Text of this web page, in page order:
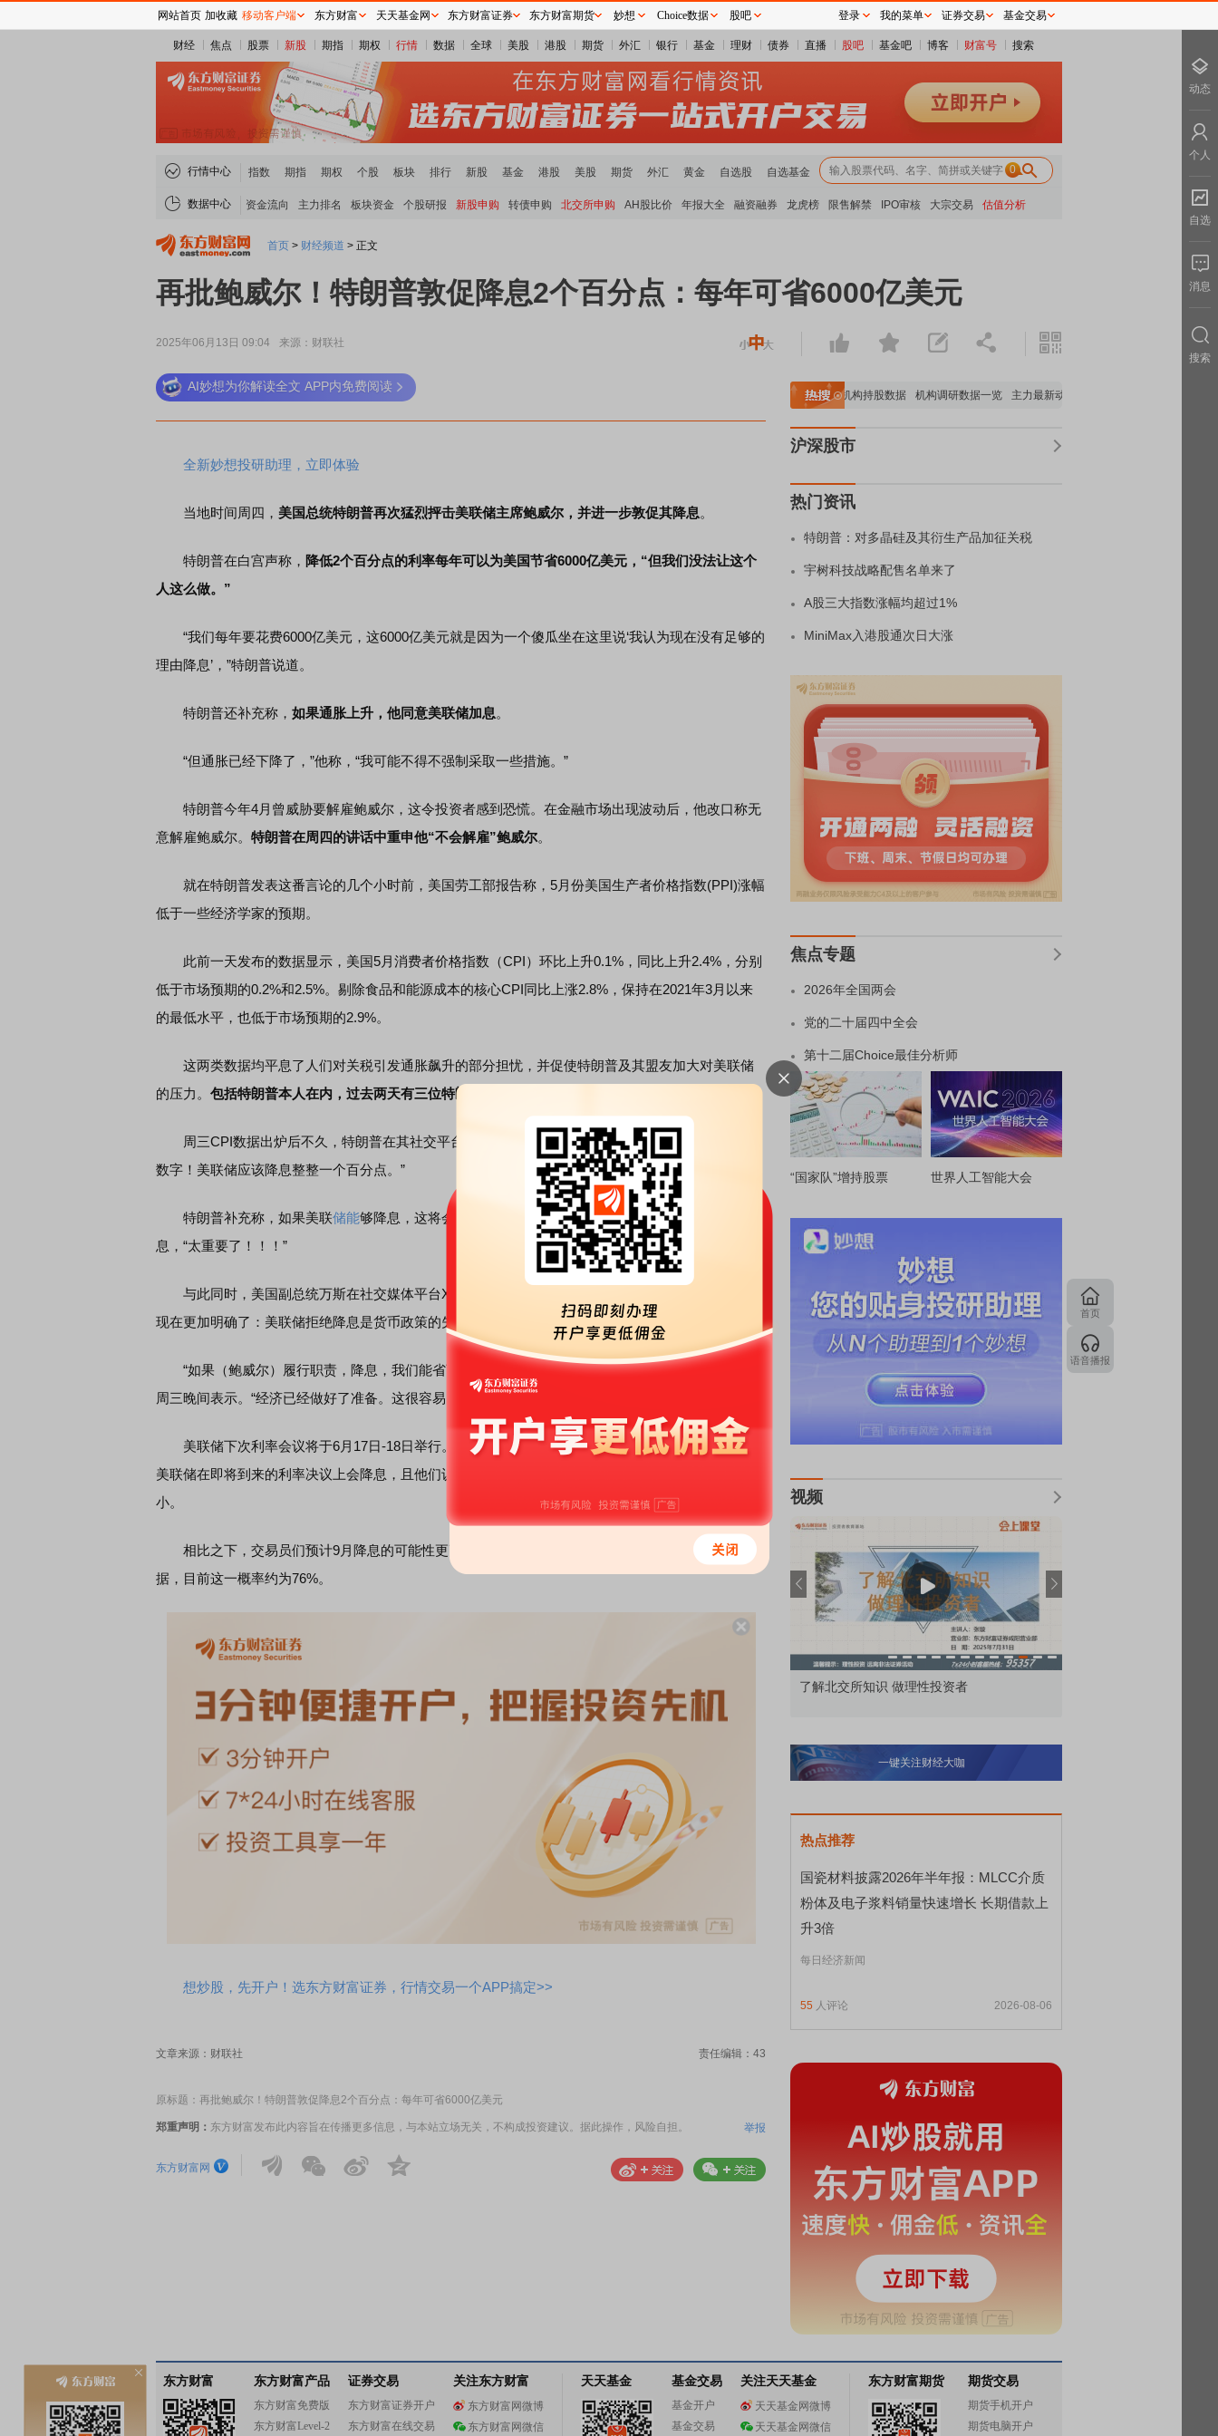
财经 焦点 股票 新股 期指 期权 行情 数据 全球 美股 港股 期货 外汇 银行 基金 理财 债券 直播 股吧 基金吧 博客 财富号 搜索
行情中心 指数 期指 期权 个股 板块 排行 新股 基金 港股 美股 期货 外汇 黄金 自选股 自选基金 0
数据中心 资金流向 主力排名 板块资金 个股研报 新股申购 转债申购 北交所申购 AH股比价 年报大全 融资融券 龙虎榜 限售解禁 IPO审核 大宗交易 估值分析
首页 > 财经频道 > 正文
再批鲍威尔！特朗普敦促降息2个百分点：每年可省6000亿美元
2025年06月13日 09:04 来源：财联社
AI妙想为你解读全文 APP内免费阅读
全新妙想投研助理，立即体验
当地时间周四， 美国总统特朗普再次猛烈抨击美联储主席鲍威尔，并进一步敦促其降息。
特朗普在白宫声称， 降低2个百分点的利率每年可以为美国节省6000亿美元，“但我们没法让这个
人这么做。”
“我们每年要花费6000亿美元，这6000亿美元就是因为一个傻瓜坐在这里说‘我认为现在没有足够的
理由降息’，”特朗普说道。
特朗普还补充称， 如果通胀上升，他同意美联储加息。
“但通胀已经下降了，”他称，“我可能不得不强制采取一些措施。”
特朗普今年4月曾威胁要解雇鲍威尔，这令投资者感到恐慌。在金融市场出现波动后，他改口称无
意解雇鲍威尔。 特朗普在周四的讲话中重申他“不会解雇”鲍威尔。
就在特朗普发表这番言论的几个小时前，美国劳工部报告称，5月份美国生产者价格指数(PPI)涨幅
低于一些经济学家的预期。
此前一天发布的数据显示，美国5月消费者价格指数（CPI）环比上升0.1%，同比上升2.4%，分别
低于市场预期的0.2%和2.5%。剔除食品和能源成本的核心CPI同比上涨2.8%，保持在2021年3月以来
的最低水平，也低于市场预期的2.9%。
这两类数据均平息了人们对关税引发通胀飙升的部分担忧，并促使特朗普及其盟友加大对美联储
的压力。 包括特朗普本人在内，过去两天有三位特朗普政府官员向鲍威尔施压。
周三CPI数据出炉后不久，特朗普在其社交平台“真实社交”上发帖称，“CPI数据刚刚出来，很好的
数字！美联储应该降息整整一个百分点。”
特朗普补充称，如果美联储能够降息，这将会大幅减少美国政府为即将到期的债务支付的利
息，“太重要了！！！”
与此同时，美国副总统万斯在社交媒体平台X附和道：“总统（特朗普）已经说了一段时间了，但
现在更加明确了：美联储拒绝降息是货币政策的失职行为。”
“如果（鲍威尔）履行职责，降息，我们能省下多少钱，真是难以置信。” 美国商务部长卢特尼克
周三晚间表示。“经济已经做好了准备。这很容易。通胀率很低，拜托。他必须尽快履行职责。”
美联储下次利率会议将于6月17日-18日举行。尽管特朗普强力施压，但交易员们几乎完全不认为
美联储在即将到来的利率决议上会降息，且他们认为该央行在7月会议上采取降息行动的可能性也很
小。
相比之下，交易员们预计9月降息的可能性更高，根据芝加哥商品交易所集团（CME Group）的数
据，目前这一概率约为76%。
想炒股，先开户！选东方财富证券，行情交易一个APP搞定>>
文章来源：财联社 责任编辑：43
原标题：再批鲍威尔！特朗普敦促降息2个百分点：每年可省6000亿美元
郑重声明： 东方财富发布此内容旨在传播更多信息，与本站立场无关，不构成投资建议。据此操作，风险自担。 举报
东方财富网
稀土板块领涨 A股估值分析全览 重要机构持股数据 机构调研数据一览 主力最新动向
沪深股市
热门资讯
特朗普：对多晶硅及其衍生产品加征关税
宇树科技战略配售名单来了
A股三大指数涨幅均超过1%
MiniMax入港股通次日大涨
焦点专题
2026年全国两会
党的二十届四中全会
第十二届Choice最佳分析师
“国家队”增持股票 世界人工智能大会
视频
首席连线｜东方财富证券陈果：A股再平衡的
风，将吹向何处
债券知识通识：从基础认知到特色品种 了解北交所知识 做理性投资者
一键关注财经大咖
热点推荐
国瓷材料披露2026年半年报：MLCC介质
粉体及电子浆料销量快速增长 长期借款上
升3倍
每日经济新闻
55 人评论 2026-08-06
首页
语音播报
东方财富 东方财富产品
东方财富免费版
东方财富Level-2
证券交易
东方财富证券开户
东方财富在线交易
关注东方财富
东方财富网微博
东方财富网微信
天天基金 基金交易
基金开户
基金交易
关注天天基金
天天基金网微博
天天基金网微信
东方财富期货 期货交易
期货手机开户
期货电脑开户
网站首页 加收藏 移动客户端 东方财富 天天基金网 东方财富证券 东方财富期货 妙想 Choice数据 股吧 登录 我的菜单 证券交易 基金交易
动态
个人
自选
消息
搜索